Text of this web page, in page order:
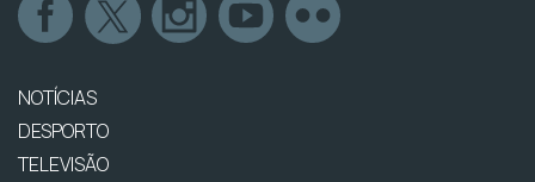
NOTÍCIAS
DESPORTO
TELEVISÃO